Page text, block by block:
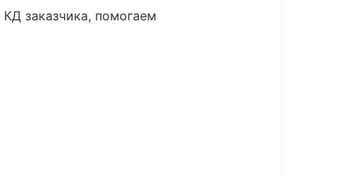
заказчика, помогаем